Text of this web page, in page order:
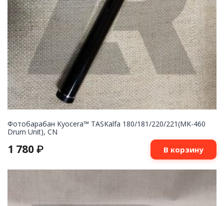
Фотобарабан Kyocera™ TASKalfa 180/181/220/221(MK-460
Drum Unit), CN
1 780 ₽ В корзину